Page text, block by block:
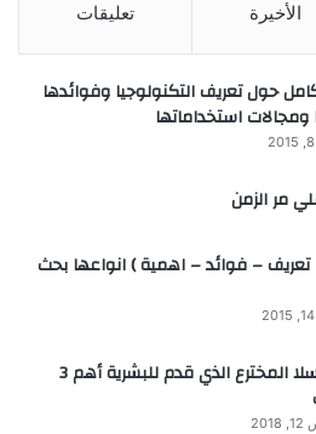
الأخيرة تعليقات
حول تعريف التكنولوجيا وفوائدها
ومجالات استخداماتها
مر الزمن
تعريف – فوائد – اهمية ) انواعها بحث
نيكولا تسلا المخترع الذي قدم للبشرية أهم 3